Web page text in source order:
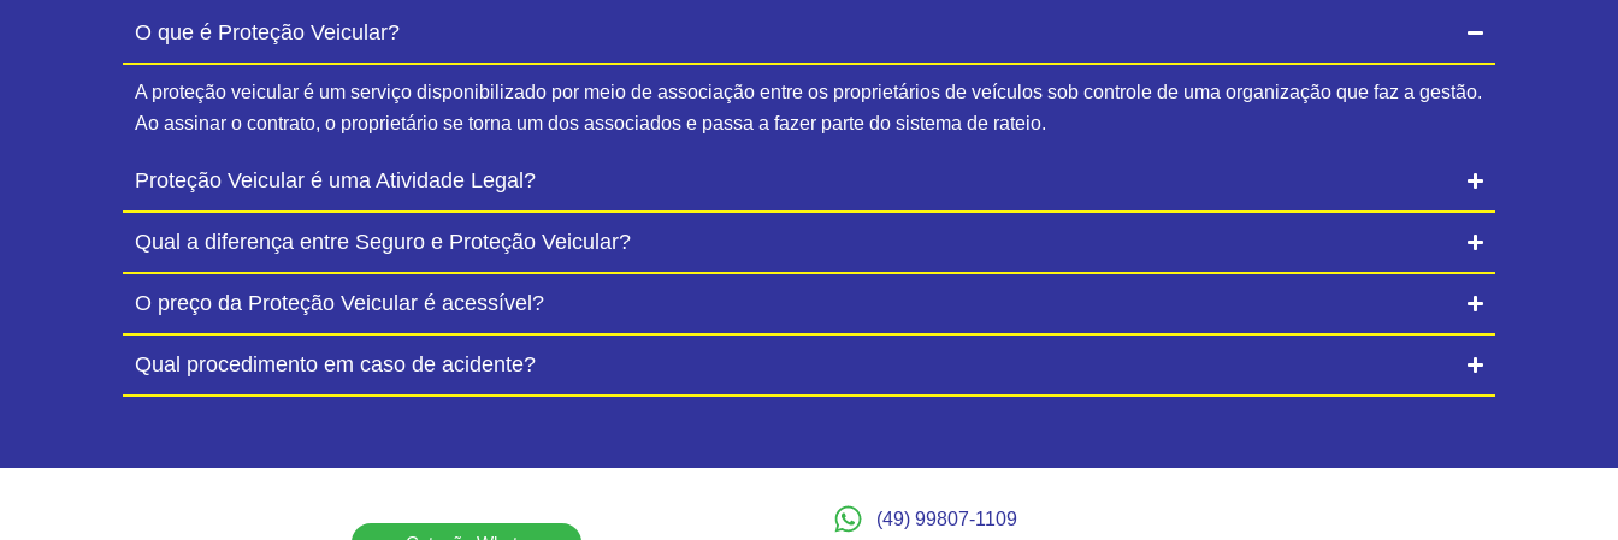
O que é Proteção Veicular?
A proteção veicular é um serviço disponibilizado por meio de associação entre os proprietários de veículos sob controle de uma organização que faz a gestão.
Ao assinar o contrato, o proprietário se torna um dos associados e passa a fazer parte do sistema de rateio.
Proteção Veicular é uma Atividade Legal?
Qual a diferença entre Seguro e Proteção Veicular?
O preço da Proteção Veicular é acessível?
Qual procedimento em caso de acidente?
(49) 99807-1109